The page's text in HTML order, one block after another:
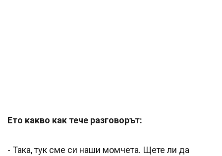
Ето какво как тече разговорът:
- Така, тук сме си наши момчета. Щете ли да